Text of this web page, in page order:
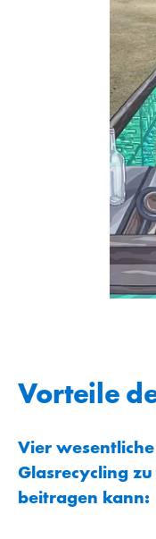
Vorteile
Vier
Glasrecycling
beitragen kann: